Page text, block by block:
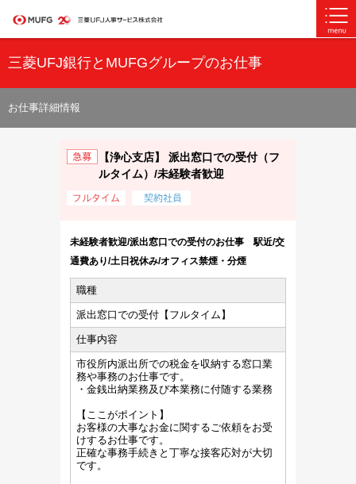
三菱UFJ銀行とMUFGグループのお仕事
お仕事詳細情報
【浄心支店】 派出窓口での受付（フ
ルタイム）/未経験者歓迎
未経験者歓迎/派出窓口での受付のお仕事 駅近/交
通費あり/土日祝休み/オフィス禁煙・分煙
職種
派出窓口での受付【フルタイム】
仕事内容
市役所内派出所での税金を収納する窓口業
務や事務のお仕事です。
・金銭出納業務及び本業務に付随する業務
【ここがポイント】
お客様の大事なお金に関するご依頼をお受
けするお仕事です。
正確な事務手続きと丁寧な接客応対が大切
です。